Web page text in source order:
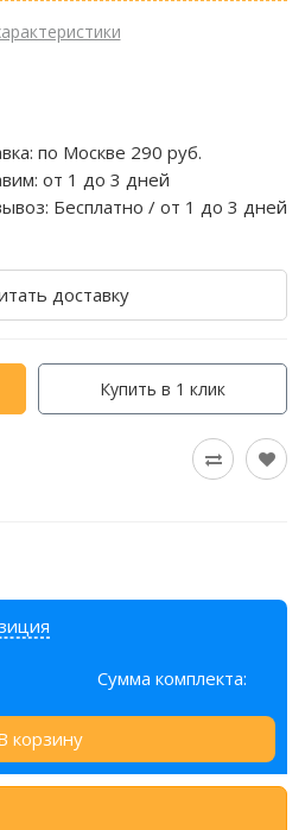
по Москве 290 руб.
от 1 до 3 дней
Бесплатно / от 1 до 3 дней
доставку
Купить в 1 клик
Сумма комплекта:
корзину